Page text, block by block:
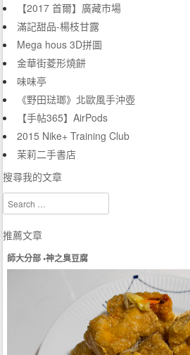
【2017 首爾】廣藏市場
滿記甜品-楊枝甘露
Mega hous 3D拼圖
金華街菱形燒餅
味味亭
《野田琺瑯》北歐風手沖壺
【手帖365】AirPods
2015 Nike+ Training Club
茉莉二手書店
搜尋我的文章
Search
推薦文章
師大分部 •神之臭豆腐